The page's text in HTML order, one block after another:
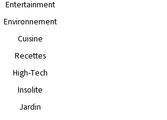
Entertainment
Environnement
Cuisine
Recettes
High-Tech
Insolite
Jardin